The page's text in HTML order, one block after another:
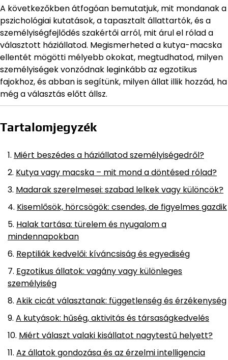
A következőkben átfogóan bemutatjuk, mit mondanak a
pszichológiai kutatások, a tapasztalt állattartók, és a
személyiségfejlődés szakértői arról, mit árul el rólad a
választott háziállatod. Megismerheted a kutya-macska
ellentét mögötti mélyebb okokat, megtudhatod, milyen
személyiségek vonzódnak leginkább az egzotikus
fajokhoz, és abban is segítünk, milyen állat illik hozzád, ha
még a választás előtt állsz.
Tartalomjegyzék
Miért beszédes a háziállatod személyiségedről?
Kutya vagy macska – mit mond a döntésed rólad?
Madarak szerelmesei: szabad lelkek vagy különcök?
Kisemlősök, hörcsögök: csendes, de figyelmes gazdik
Halak tartása: türelem és nyugalom a
mindennapokban
Reptiliák kedvelői: kíváncsiság és egyediség
Egzotikus állatok: vagány vagy különleges
személyiség
Akik cicát választanak: függetlenség és érzékenység
A kutyások: hűség, aktivitás és társaságkedvelés
Miért választ valaki kisállatot nagytestű helyett?
Az állatok gondozása és az érzelmi intelligencia